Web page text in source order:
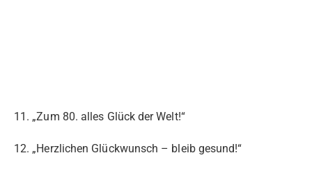
11. „Zum 80. alles Glück der Welt!“
12. „Herzlichen Glückwunsch – bleib gesund!“